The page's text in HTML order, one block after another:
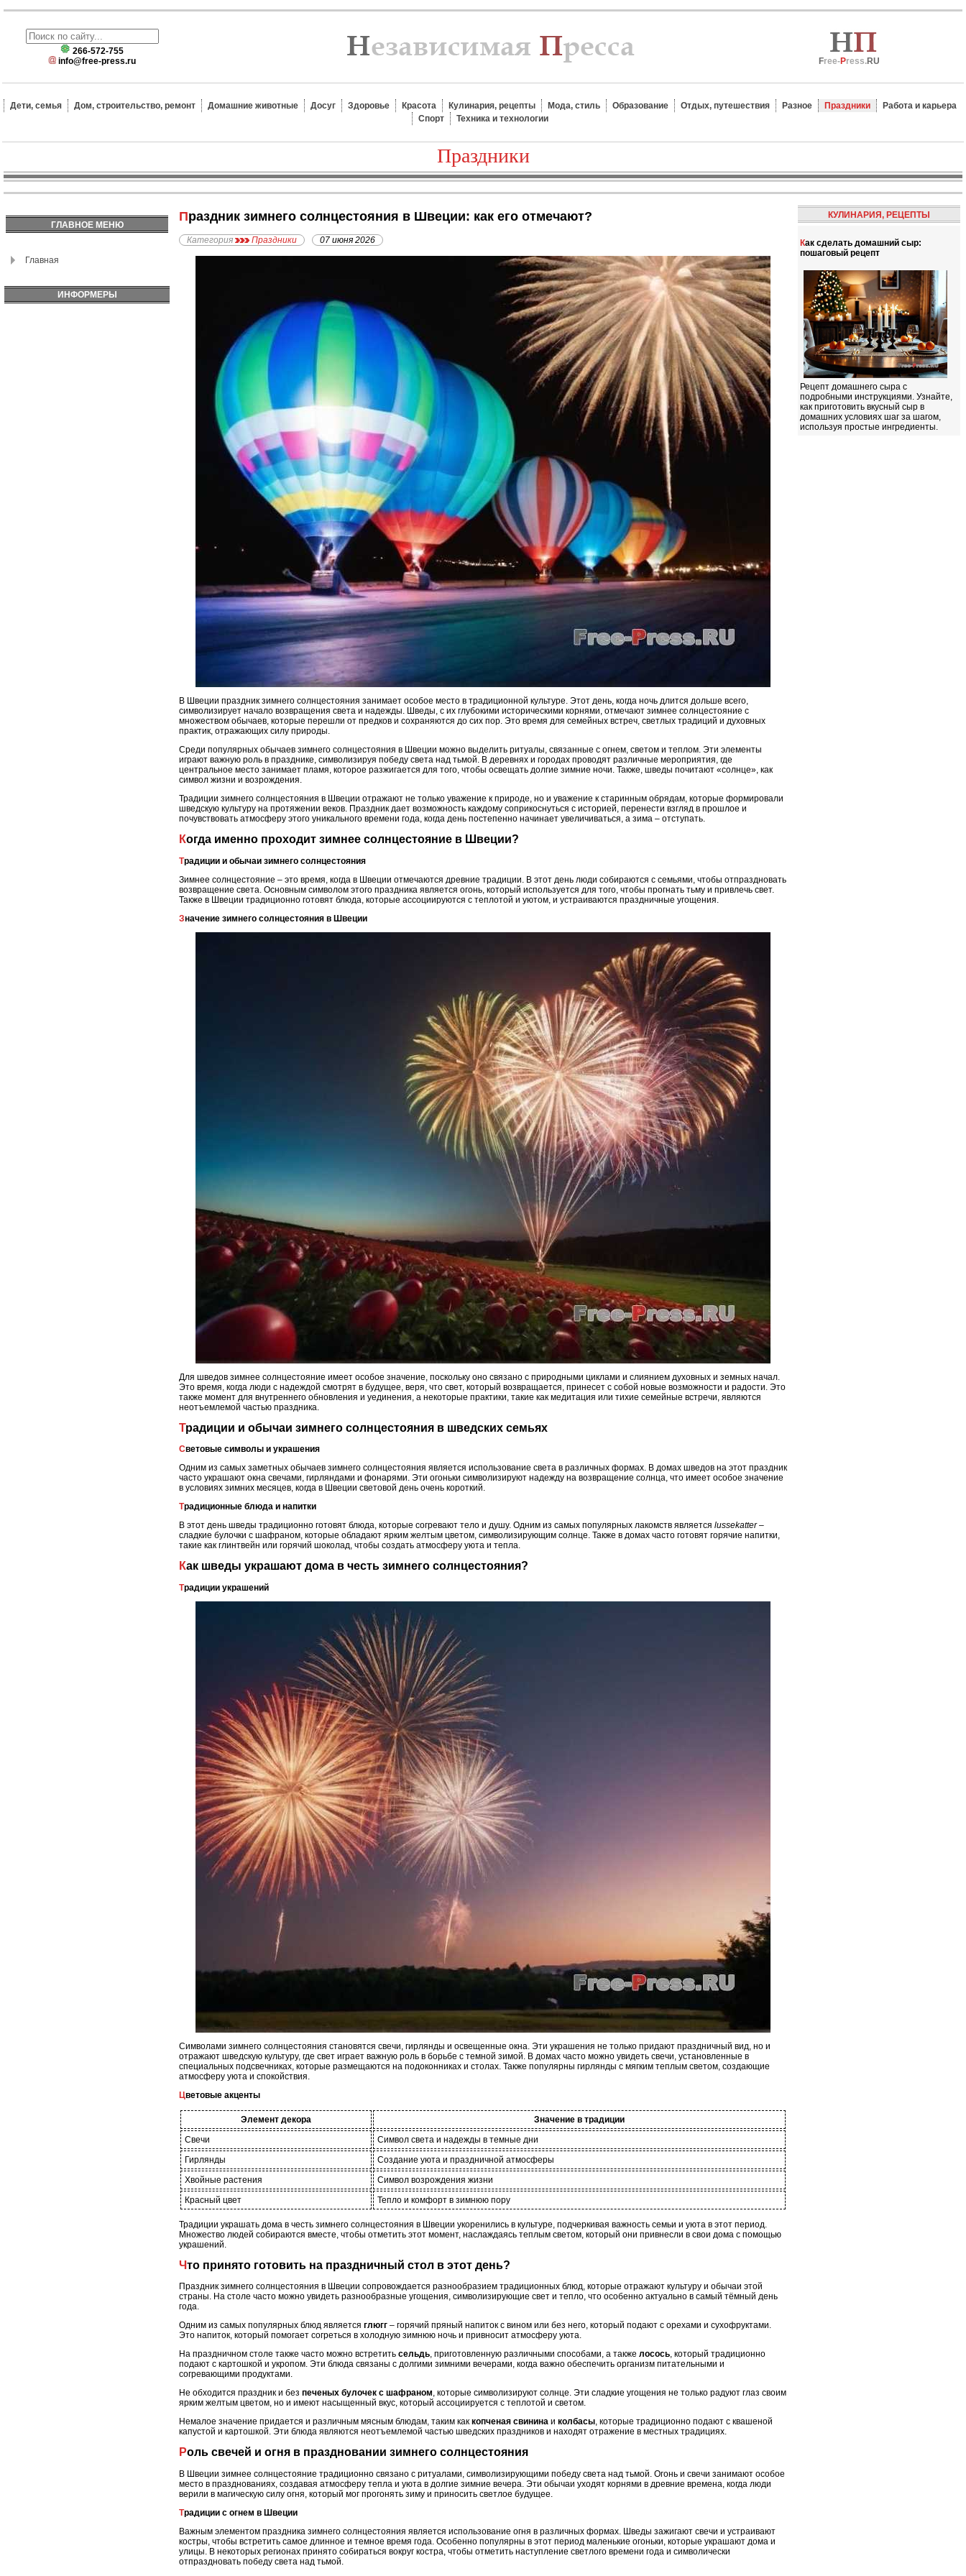
266-572-755
info@free-press.ru
Free-Press.RU
Дети, семья Дом, строительство, ремонт Домашние животные Досуг Здоровье Красота Кулинария, рецепты Мода, стиль Образование Отдых, путешествия Разное Праздники
Работа и карьера
Спорт
Техника и технологии
Праздники
ГЛАВНОЕ МЕНЮ
Главная
ИНФОРМЕРЫ
Праздник зимнего солнцестояния в Швеции: как его отмечают?
Категория Праздники 07 июня 2026
В Швеции праздник зимнего солнцестояния занимает особое место в традиционной культуре. Этот день, когда ночь длится дольше всего,
символизирует начало возвращения света и надежды. Шведы, с их глубокими историческими корнями, отмечают зимнее солнцестояние с
множеством обычаев, которые перешли от предков и сохраняются до сих пор. Это время для семейных встреч, светлых традиций и духовных
практик, отражающих силу природы.
Среди популярных обычаев зимнего солнцестояния в Швеции можно выделить ритуалы, связанные с огнем, светом и теплом. Эти элементы
играют важную роль в празднике, символизируя победу света над тьмой. В деревнях и городах проводят различные мероприятия, где
центральное место занимает пламя, которое разжигается для того, чтобы освещать долгие зимние ночи. Также, шведы почитают «солнце», как
символ жизни и возрождения.
Традиции зимнего солнцестояния в Швеции отражают не только уважение к природе, но и уважение к старинным обрядам, которые формировали
шведскую культуру на протяжении веков. Праздник дает возможность каждому соприкоснуться с историей, перенести взгляд в прошлое и
почувствовать атмосферу этого уникального времени года, когда день постепенно начинает увеличиваться, а зима – отступать.
Когда именно проходит зимнее солнцестояние в Швеции?
Традиции и обычаи зимнего солнцестояния
Зимнее солнцестояние – это время, когда в Швеции отмечаются древние традиции. В этот день люди собираются с семьями, чтобы отпраздновать
возвращение света. Основным символом этого праздника является огонь, который используется для того, чтобы прогнать тьму и привлечь свет.
Также в Швеции традиционно готовят блюда, которые ассоциируются с теплотой и уютом, и устраиваются праздничные угощения.
Значение зимнего солнцестояния в Швеции
Для шведов зимнее солнцестояние имеет особое значение, поскольку оно связано с природными циклами и слиянием духовных и земных начал.
Это время, когда люди с надеждой смотрят в будущее, веря, что свет, который возвращается, принесет с собой новые возможности и радости. Это
также момент для внутреннего обновления и уединения, а некоторые практики, такие как медитация или тихие семейные встречи, являются
неотъемлемой частью праздника.
Традиции и обычаи зимнего солнцестояния в шведских семьях
Световые символы и украшения
Одним из самых заметных обычаев зимнего солнцестояния является использование света в различных формах. В домах шведов на этот праздник
часто украшают окна свечами, гирляндами и фонарями. Эти огоньки символизируют надежду на возвращение солнца, что имеет особое значение
в условиях зимних месяцев, когда в Швеции световой день очень короткий.
Традиционные блюда и напитки
В этот день шведы традиционно готовят блюда, которые согревают тело и душу. Одним из самых популярных лакомств является lussekatter–
сладкие булочки с шафраном, которые обладают ярким желтым цветом, символизирующим солнце. Также в домах часто готовят горячие напитки,
такие как глинтвейн или горячий шоколад, чтобы создать атмосферу уюта и тепла.
Как шведы украшают дома в честь зимнего солнцестояния?
Традиции украшений
Символами зимнего солнцестояния становятся свечи, гирлянды и освещенные окна. Эти украшения не только придают праздничный вид, но и
отражают шведскую культуру, где свет играет важную роль в борьбе с темной зимой. В домах часто можно увидеть свечи, установленные в
специальных подсвечниках, которые размещаются на подоконниках и столах. Также популярны гирлянды с мягким теплым светом, создающие
атмосферу уюта и спокойствия.
Цветовые акценты
Элемент декора
Значение в традиции
Свечи
Символ света и надежды в темные дни
Гирлянды
Создание уюта и праздничной атмосферы
Хвойные растения
Символ возрождения жизни
Красный цвет
Тепло и комфорт в зимнюю пору
Традиции украшать дома в честь зимнего солнцестояния в Швеции укоренились в культуре, подчеркивая важность семьи и уюта в этот период.
Множество людей собираются вместе, чтобы отметить этот момент, наслаждаясь теплым светом, который они привнесли в свои дома с помощью
украшений.
Что принято готовить на праздничный стол в этот день?
Праздник зимнего солнцестояния в Швеции сопровождается разнообразием традиционных блюд, которые отражают культуру и обычаи этой
страны. На столе часто можно увидеть разнообразные угощения, символизирующие свет и тепло, что особенно актуально в самый тёмный день
года.
Одним из самых популярных блюд является глюгг – горячий пряный напиток с вином или без него, который подают с орехами и сухофруктами.
Это напиток, который помогает согреться в холодную зимнюю ночь и привносит атмосферу уюта.
На праздничном столе также часто можно встретить сельдь, приготовленную различными способами, а также лосось, который традиционно
подают с картошкой и укропом. Эти блюда связаны с долгими зимними вечерами, когда важно обеспечить организм питательными и
согревающими продуктами.
Не обходится праздник и без печеных булочек с шафраном, которые символизируют солнце. Эти сладкие угощения не только радуют глаз своим
ярким желтым цветом, но и имеют насыщенный вкус, который ассоциируется с теплотой и светом.
Немалое значение придается и различным мясным блюдам, таким как копченая свинина и колбасы, которые традиционно подают с квашеной
капустой и картошкой. Эти блюда являются неотъемлемой частью шведских праздников и находят отражение в местных традициях.
Роль свечей и огня в праздновании зимнего солнцестояния
В Швеции зимнее солнцестояние традиционно связано с ритуалами, символизирующими победу света над тьмой. Огонь и свечи занимают особое
место в празднованиях, создавая атмосферу тепла и уюта в долгие зимние вечера. Эти обычаи уходят корнями в древние времена, когда люди
верили в магическую силу огня, который мог прогонять зиму и приносить светлое будущее.
Традиции с огнем в Швеции
Важным элементом праздника зимнего солнцестояния является использование огня в различных формах. Шведы зажигают свечи и устраивают
костры, чтобы встретить самое длинное и темное время года. Особенно популярны в этот период маленькие огоньки, которые украшают дома и
улицы. В некоторых регионах принято собираться вокруг костра, чтобы отметить наступление светлого времени года и символически
отпраздновать победу света над тьмой.
КУЛИНАРИЯ, РЕЦЕПТЫ
Как сделать домашний сыр:
пошаговый рецепт
Рецепт домашнего сыра с
подробными инструкциями. Узнайте,
как приготовить вкусный сыр в
домашних условиях шаг за шагом,
используя простые ингредиенты.